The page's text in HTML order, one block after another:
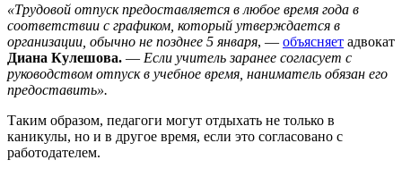
«Трудовой отпуск предоставляется в любое время года в
соответствии с графиком, который утверждается в
организации, обычно не позднее 5 января, — объясняет адвокат
Диана Кулешова. — Если учитель заранее согласует с
руководством отпуск в учебное время, наниматель обязан его
предоставить».
Таким образом, педагоги могут отдыхать не только в
каникулы, но и в другое время, если это согласовано с
работодателем.